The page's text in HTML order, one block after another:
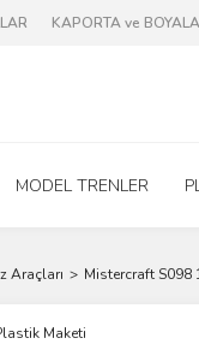
KAPORTA ve
MODEL TRENLER
Araçları Mistercraft S098